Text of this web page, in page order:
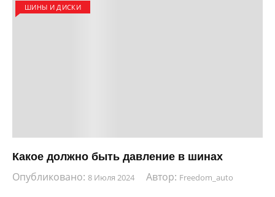
ШИНЫ И ДИСКИ
Какое должно быть давление в шинах
Опубликовано: 8 Июля 2024 Автор: Freedom_auto